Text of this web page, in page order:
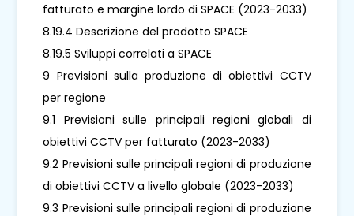
fatturato e margine lordo di SPACE (2023-2033)
8.19.4 Descrizione del prodotto SPACE
8.19.5 Sviluppi correlati a SPACE
9 Previsioni sulla produzione di obiettivi CCTV
per regione
9.1 Previsioni sulle principali regioni globali di
obiettivi CCTV per fatturato (2023-2033)
9.2 Previsioni sulle principali regioni di produzione
di obiettivi CCTV a livello globale (2023-2033)
9.3 Previsioni sulle principali regioni di produzione